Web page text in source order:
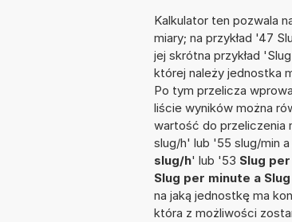
Kalkulator ten pozwala
miary; na przykład '47
jej skrótna przykład
której należy jednostka
Po tym przelicza
liście wyników można
wartość do przeliczenia
slug/h' lub '55 slug/min
slug/h' lub '53 Slug
Slug per minute a
na jaką jednostkę ma
która z możliwości